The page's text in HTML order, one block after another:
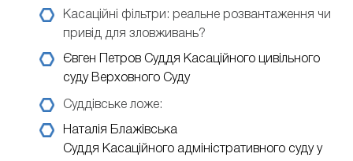
Касаційні фільтри: реальне розвантаження чи
привід для зловживань?
Євген Петров Суддя Касаційного цивільного
суду Верховного Суду
Cуддівське ложе:
Наталія Блажівська
Суддя Касаційного адміністративного суду у